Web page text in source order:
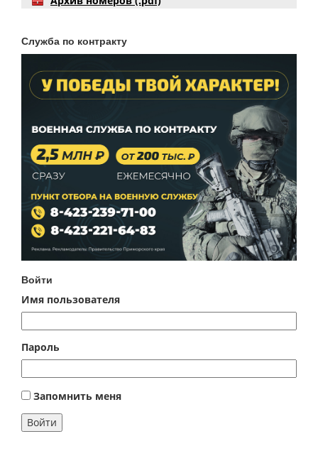
Служба по контракту
Войти
Имя пользователя
Пароль
Запомнить меня
Войти